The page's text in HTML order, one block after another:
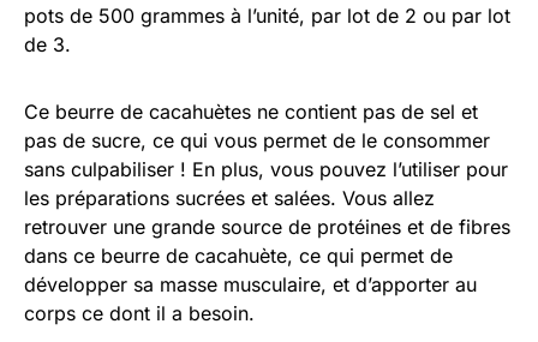
pots de 500 grammes à l’unité, par lot de 2 ou par lot
de 3.
Ce beurre de cacahuètes ne contient pas de sel et
pas de sucre, ce qui vous permet de le consommer
sans culpabiliser ! En plus, vous pouvez l’utiliser pour
les préparations sucrées et salées. Vous allez
retrouver une grande source de protéines et de fibres
dans ce beurre de cacahuète, ce qui permet de
développer sa masse musculaire, et d’apporter au
corps ce dont il a besoin.